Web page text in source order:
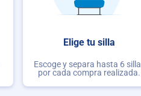
Elige tu silla
Escoge y separa hasta 6
por cada compra realizada.